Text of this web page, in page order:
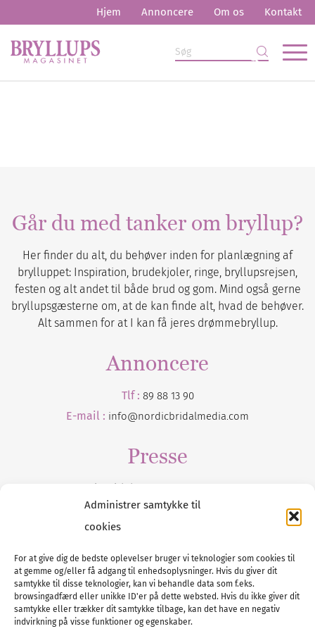
Administrer samtykke til
cookies
For at give dig de bedste oplevelser bruger vi teknologier som cookies til
at gemme og/eller få adgang til enhedsoplysninger. Hvis du giver dit
samtykke til disse teknologier, kan vi behandle data som f.eks.
browsingadfærd eller unikke ID'er på dette websted. Hvis du ikke giver dit
samtykke eller trækker dit samtykke tilbage, kan det have en negativ
indvirkning på visse funktioner og egenskaber.
Hjem Annoncere Om os Kontakt
Går du med tanker om bryllup?
Her finder du alt, du behøver inden for planlægning af
brylluppet: Inspiration, brudekjoler, ringe, bryllupsrejsen,
festen og alt andet til både brud og gom. Mind også gerne
bryllupsgæsterne om, at de kan finde alt, hvad de behøver.
Alt sammen for at I kan få jeres drømmebryllup.
Annoncere
Tlf : 89 88 13 90
E-mail : info@nordicbridalmedia.com
Presse
Tilmeld dig vores
Tel :89 88 13 90
E-post:info@nordicbridalmedia.com
Nordic Bridal Media